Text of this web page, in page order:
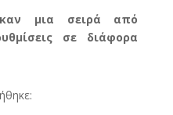
μια σειρά από
σε διάφορα